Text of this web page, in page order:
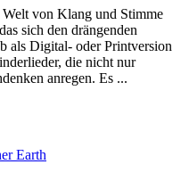
von Klang und Stimme
sich den drängenden
als Digital- oder Printversion
die nicht nur
anregen. Es ...